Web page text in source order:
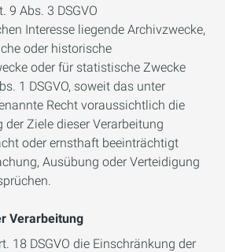
9 Abs. 3 DSGVO
Interesse liegende Archivzwecke,
oder historische
oder für statistische Zwecke
1 DSGVO, soweit das unter
Recht voraussichtlich die
der Ziele dieser Verarbeitung
oder ernsthaft beeinträchtigt
Ausübung oder Verteidigung
Verarbeitung
18 DSGVO die Einschränkung der